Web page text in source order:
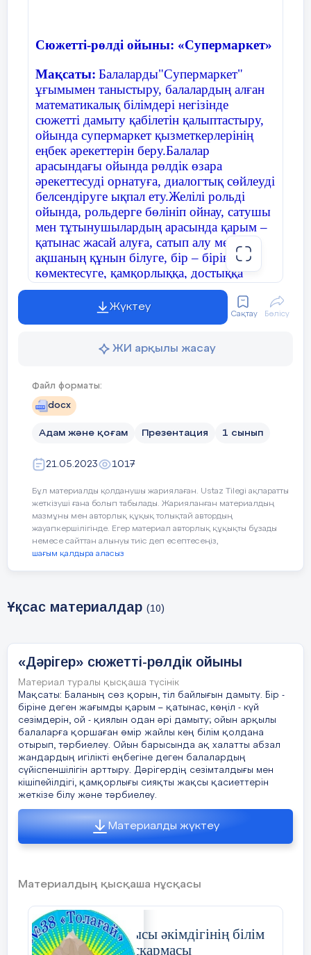
Сюжетті-рөлді ойыны: «Супермаркет»
Мақсаты: Балаларды"Супермаркет"
ұғымымен таныстыру, балалардың алған
математикалық білімдері негізінде
сюжетті дамыту қабілетін қалыптастыру,
ойында супермаркет қызметкерлерінің
еңбек әрекеттерін беру.Балалар
арасындағы ойында рөлдік өзара
әрекеттесуді орнатуға, диалогтық сөйлеуді
белсендіруге ықпал ету.Желілі рольді
ойында, рольдерге бөлініп ойнау, сатушы
мен тұтынушылардың арасында қарым –
қатынас жасай алуға, сатып алу мен
ақшаның құнын білуге, бір – біріне
көмектесуге, қамқорлыққа, достыққа
тәрбиелеу.Супермаркет қызметкерлерінің
еңбегін құрметтеуге тәрбиелеу
касса аппараты,кредит карталары, кеңес
тауарлары, ақша үлгілері,нан өнімдері,
кәрзеңкелер,суреттер,т.б.
Әкімші: Ақылбек Інжу
Барысы:(Радиодан хабарландыру
айтылады.)
Тыңдаңыздар, тыңдаңыздар.Қаламызда
жаңа «Бақыт мекені» супермаркеті
ашылып жатыр.Жаңа қызметкерлер
Балалар: (Залға әуенмен кіреді.)
-Саламатсызба, Інжу Бағдатқызы!Біздер
хабарлама бойынша келіп тұрмыз.
Інжу:
-Саламатсыздарма! «Жас келсе іске»деген
жақсы мақал бар.
Хош келдіңіздер!Сіздерді жаңа жұмыс
орнына қабылдамас бұрын сіздерге
бірнеше сұрақ қойсам деймін.
1)Сұрақ:Қандай жемістерді білесіңдер?
білесіңдерме?
Адема:«Ас атасы нан», «Нан болса әнде
Жүктеу
Сақтау Бөлісу
ЖИ арқылы жасау
Файл форматы:
docx
Адам және қоғам Презентация 1 сынып
21.05.2023 1017
Бұл материалды қолданушы жариялаған. Ustaz Tilegi ақпаратты
жеткізуші ғана болып табылады. Жарияланған материалдың
мазмұны мен авторлық құқық толықтай автордың
жауапкершілігінде. Егер материал авторлық құқықты бұзады
немесе сайттан алынуы тиіс деп есептесеңіз,
шағым қалдыра аласыз
Ұқсас материалдар (10)
«Дәрігер» сюжетті-рөлдік ойыны
Материал туралы қысқаша түсінік
Мақсаты: Баланың сөз қорын, тіл байлығын дамыту. Бір -
біріне деген жағымды қарым – қатынас, көңіл - күй
сезімдерін, ой - қиялын одан әрі дамыту; ойын арқылы
балаларға қоршаған өмір жайлы кең білім қолдана
отырып, тәрбиелеу. Ойын барысында ақ халатты абзал
жандардың игілікті еңбегіне деген балалардың
сүйіспеншілігін арттыру. Дәрігердің сезімталдығы мен
кішіпейілдігі, қамқорлығы сияқты жақсы қасиеттерін
жеткізе білу және тәрбиелеу.
Материалды жүктеу
Материалдың қысқаша нұсқасы
«Жамбыл облысы әкімдігінің білім
басқармасы